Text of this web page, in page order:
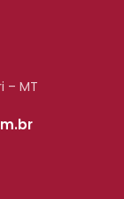
– MT